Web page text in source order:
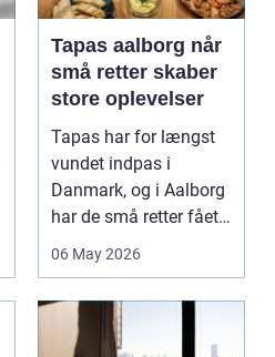
Tapas aalborg når
små retter skaber
store oplevelser
Tapas har for længst
vundet indpas i
Danmark, og i Aalborg
har de små retter fået
deres helt eget li...
06 May 2026